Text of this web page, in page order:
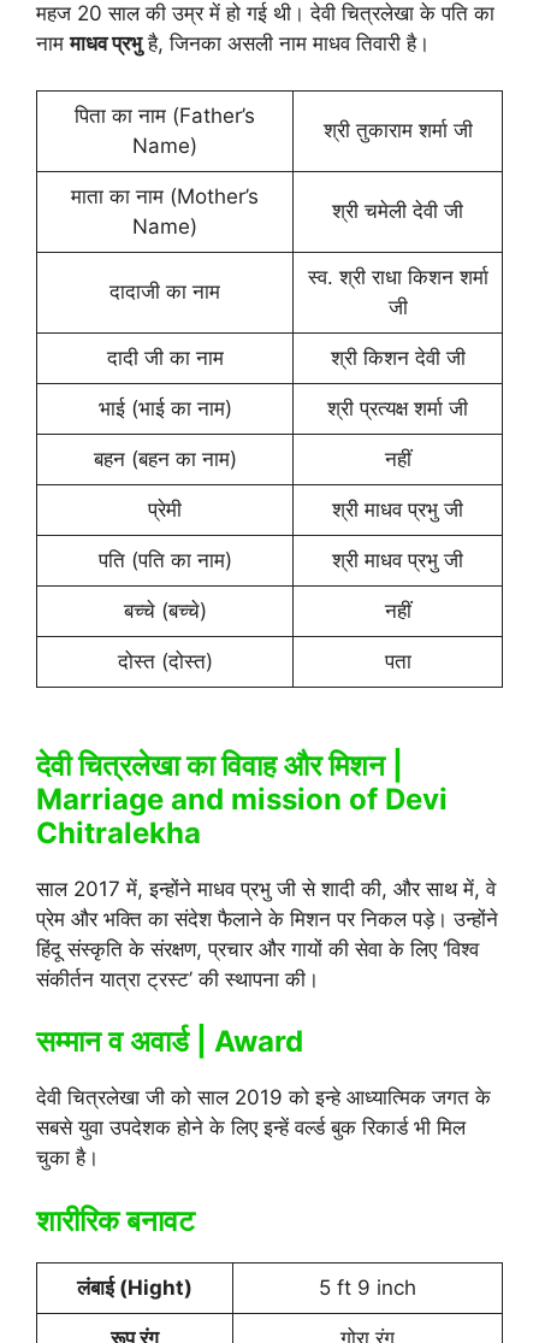
महज 20 साल की उम्र में हो गई थी। देवी चित्रलेखा के पति का
नाममाधव प्रभुहै, जिनका असली नाम माधव तिवारी है।
पिता का नाम (Father’s
Name)
श्री तुकाराम शर्मा जी
माता का नाम (Mother’s
Name)
श्री चमेली देवी जी
दादाजी का नाम
स्व. श्री राधा किशन शर्मा
जी
दादी जी का नाम श्री किशन देवी जी
भाई (भाई का नाम) श्री प्रत्यक्ष शर्मा जी
बहन (बहन का नाम) नहीं
प्रेमी श्री माधव प्रभु जी
पति (पति का नाम) श्री माधव प्रभु जी
बच्चे (बच्चे) नहीं
दोस्त (दोस्त) पता
देवी चित्रलेखा का विवाह और मिशन |
Marriage and mission of Devi
Chitralekha
साल 2017 में, इन्होंने माधव प्रभु जी से शादी की, और साथ में, वे
प्रेम और भक्ति का संदेश फैलाने के मिशन पर निकल पड़े। उन्होंने
हिंदू संस्कृति के संरक्षण, प्रचार और गायों की सेवा के लिए ‘विश्व
संकीर्तन यात्रा ट्रस्ट’ की स्थापना की।
सम्मान व अवार्ड | Award
देवी चित्रलेखा जी को साल 2019 को इन्हे आध्यात्मिक जगत के
सबसे युवा उपदेशक होने के लिए इन्हें वर्ल्ड बुक रिकार्ड भी मिल
चुका है।
शारीरिक बनावट
लंबाई (Hight) 5 ft 9 inch
रूप रंग गोरा रंग